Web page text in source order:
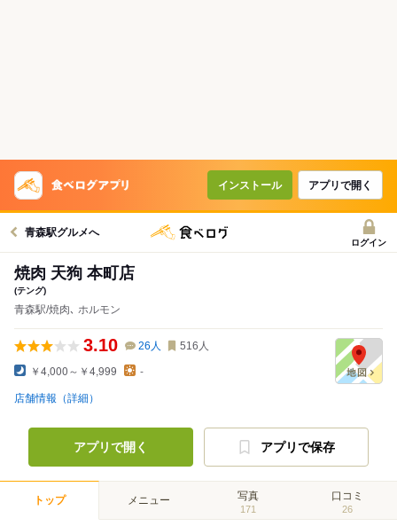
インストール アプリで開く
青森駅グルメへ
ログイン
焼肉 天狗 本町店
(テング)
青森駅/焼肉､ ホルモン
3.10 26 人 516 人
￥4,000～￥4,999 -
店舗情報（詳細）
アプリで開く アプリで保存
トップ メニュー 写真
171
口コミ
26